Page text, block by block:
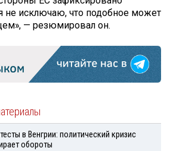
не исключаю, что подобное может
— резюмировал он.
в Венгрии: политический кризис
обороты